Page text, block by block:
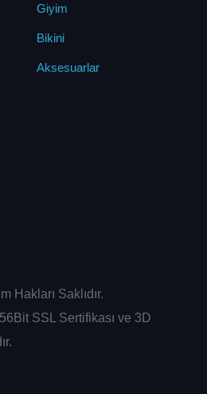
Giyim
Bikini
Aksesuarlar
Hakları Saklıdır.
SSL Sertifikası ve 3D